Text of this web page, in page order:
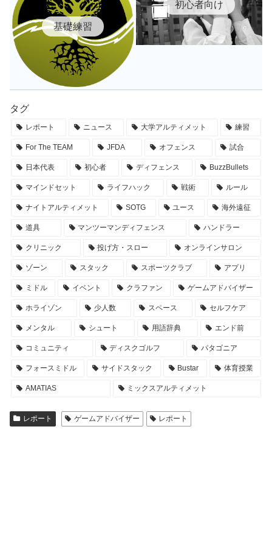
基礎練習
初心者向け
タグ
レポート ニュース 大学アルティメット 練習
For The TEAM JFDA オフェンス 試合
日本代表 初心者 ディフェンス BuzzBullets
マインドセット ライフハック 戦術 ルール
ナイトアルティメット SOTG ユース 海外遠征
道具 マンツーマンディフェンス ハンドラー
クリニック 投げ方・スロー オンラインサロン
ゾーン スタック スポーツクラブ アプリ
ミドル イベント クラファン ゲームアドバイザー
ホライゾン 少人数 スペース セルフケア
メンタル シュート 用語辞典 エンド前
コミュニティ ディスクゴルフ パタゴニア
フォースミドル サイドスタック Bustar 体育授業
AMATIAS ミックスアルティメット
レポート ゲームアドバイザー レポート